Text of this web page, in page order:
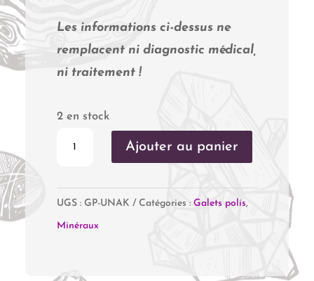
Les informations ci-dessus ne
remplacent ni diagnostic médical,
ni traitement !
2 en stock
Ajouter au panier
UGS : GP-UNAK Catégories : Galets polis,
Minéraux